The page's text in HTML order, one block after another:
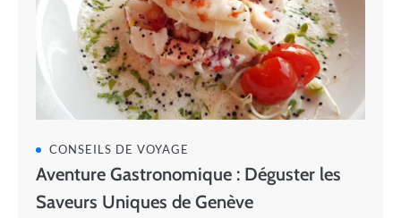
CONSEILS DE VOYAGE
Aventure Gastronomique : Déguster les
Saveurs Uniques de Genève